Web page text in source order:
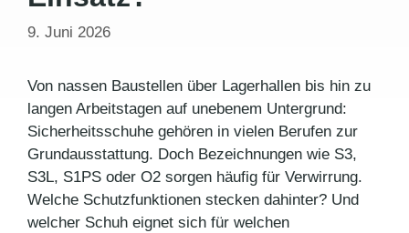
9. Juni 2026
Von nassen Baustellen über Lagerhallen bis hin zu
langen Arbeitstagen auf unebenem Untergrund:
Sicherheitsschuhe gehören in vielen Berufen zur
Grundausstattung. Doch Bezeichnungen wie S3,
S3L, S1PS oder O2 sorgen häufig für Verwirrung.
Welche Schutzfunktionen stecken dahinter? Und
welcher Schuh eignet sich für welchen